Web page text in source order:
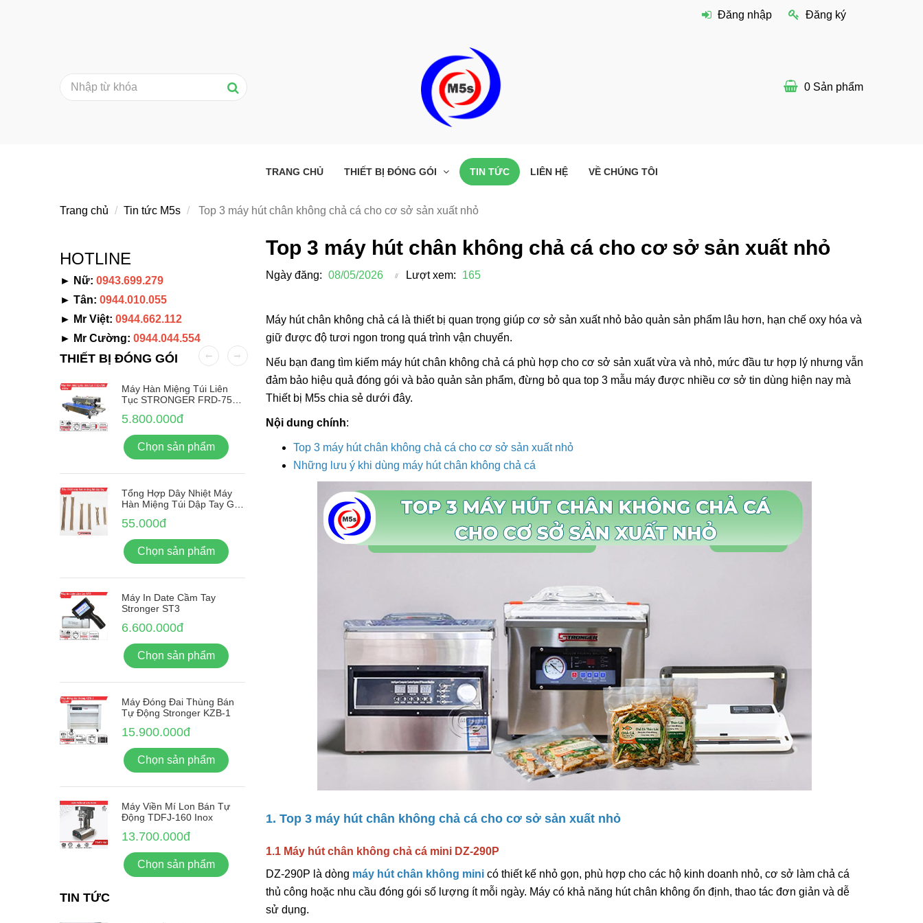
Top 3 máy hút chân không chả cá cho cơ sở sản xuất nhỏ
Ngày đăng: 08/05/2026 Lượt xem: 165
Máy hút chân không chả cá là thiết bị quan trọng giúp cơ sở sản xuất nhỏ bảo quản sản phẩm lâu hơn, hạn chế oxy hóa và
giữ được độ tươi ngon trong quá trình vận chuyển.
Nếu bạn đang tìm kiếm máy hút chân không chả cá phù hợp cho cơ sở sản xuất vừa và nhỏ, mức đầu tư hợp lý nhưng vẫn
đảm bảo hiệu quả đóng gói và bảo quản sản phẩm, đừng bỏ qua top 3 mẫu máy được nhiều cơ sở tin dùng hiện nay mà
Thiết bị M5s chia sẻ dưới đây.
Nội dung chính:
Top 3 máy hút chân không chả cá cho cơ sở sản xuất nhỏ
Những lưu ý khi dùng máy hút chân không chả cá
1. Top 3 máy hút chân không chả cá cho cơ sở sản xuất nhỏ
1.1 Máy hút chân không chả cá mini DZ-290P
DZ-290P là dòng máy hút chân không mini có thiết kế nhỏ gọn, phù hợp cho các hộ kinh doanh nhỏ, cơ sở làm chả cá
thủ công hoặc nhu cầu đóng gói số lượng ít mỗi ngày. Máy có khả năng hút chân không ổn định, thao tác đơn giản và dễ
sử dụng.
HOTLINE
► Nữ: 0943.699.279
► Tân: 0944.010.055
► Mr Việt: 0944.662.112
► Mr Cường: 0944.044.554
THIẾT BỊ ĐÓNG GÓI
Máy Hàn Miệng Túi Liên
Tục STRONGER FRD-750-
5.800.000đ
Chọn sản phẩm
Tổng Hợp Dây Nhiệt Máy
Hàn Miệng Túi Dập Tay Giá
55.000đ
Chọn sản phẩm
Máy In Date Cầm Tay
Stronger ST3
6.600.000đ
Chọn sản phẩm
Máy Đóng Đai Thùng Bán
Tự Động Stronger KZB-1
15.900.000đ
Chọn sản phẩm
Máy Viền Mí Lon Bán Tự
Động TDFJ-160 Inox
13.700.000đ
Chọn sản phẩm
Máy In Date Tem Nhãn Tự
Động Stronger MY-380F
8.800.000đ
Chọn sản phẩm
Máy Hàn Miệng Túi Liên
Chọn sản phẩm
Tổng Hợp Dây Nhiệt Máy
Hàn Miệng Túi Dập Tay Giá
Rẻ
55.000đ
Chọn sản phẩm
Máy In Date Cầm Tay
Stronger ST3
6.600.000đ
Chọn sản phẩm
Máy Đóng Đai Thùng Bán
Tự Động Stronger KZB-1
15.900.000đ
Chọn sản phẩm
Động TDFJ-160 Inox
Máy In Date Tem Nhãn Tự
TIN TỨC
Đăng nhập Đăng ký
0 Sản phẩm
TRANG CHỦ THIẾT BỊ ĐÓNG GÓI TIN TỨC LIÊN HỆ VỀ CHÚNG TÔI
Trang chủ Tin tức M5s Top 3 máy hút chân không chả cá cho cơ sở sản xuất nhỏ